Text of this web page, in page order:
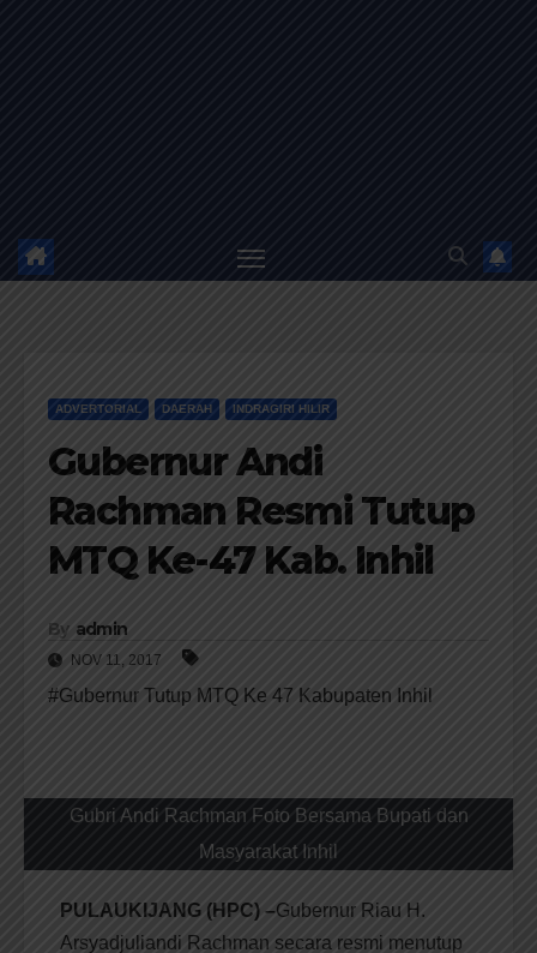
ADVERTORIAL DAERAH INDRAGIRI HILIR
Gubernur Andi
Rachman Resmi Tutup
MTQ Ke-47 Kab. Inhil
By admin
NOV 11, 2017
#Gubernur Tutup MTQ Ke 47 Kabupaten Inhil
Gubri Andi Rachman Foto Bersama Bupati dan
Masyarakat Inhil
PULAUKIJANG (HPC) –Gubernur Riau H.
Arsyadjuliandi Rachman secara resmi menutup